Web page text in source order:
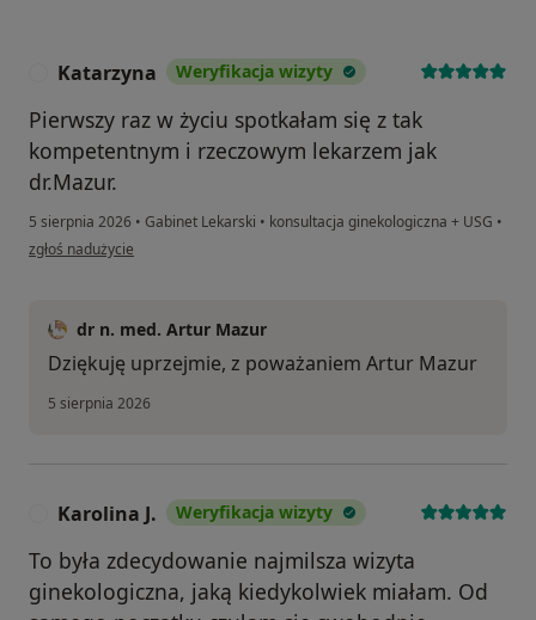
Katarzyna Weryfikacja wizyty
Pierwszy raz w życiu spotkałam się z tak
kompetentnym i rzeczowym lekarzem jak
dr.Mazur.
5 sierpnia 2026 • Gabinet Lekarski • konsultacja ginekologiczna + USG •
w opinii użytkownika Katarzyna
zgłoś nadużycie
dr n. med. Artur Mazur
Dziękuję uprzejmie, z poważaniem Artur Mazur
5 sierpnia 2026
Karolina J. Weryfikacja wizyty
To była zdecydowanie najmilsza wizyta
ginekologiczna, jaką kiedykolwiek miałam. Od